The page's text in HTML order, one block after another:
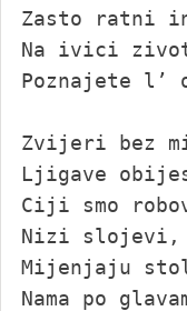
Zasto ratni
Na ivici
Poznajete l’
Zvijeri bez
Ljigave
Ciji smo
Nizi slojevi,
Mijenjaju
Nama po